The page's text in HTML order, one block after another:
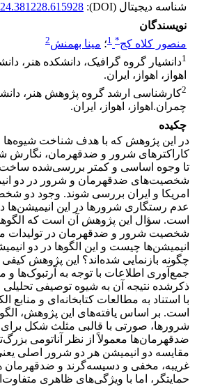
شناسه دیجیتال (DOI):
نویسندگان
منصور کلاه کج*
1؛ مینا بهمنش2
1دانشیار گروه گرافیک، دانشکده هنر،
اهواز، اهواز، ایران.
2کارشناسی ارشد گروه پژوهش هنر،
چمران.اهواز، اهواز، ایران.
چکیده
در این پژوهش که با هدف شناخت شیوه‌ها
کاراکترهای شرور و ضدقهرمان، نگارش
تا وجوه اساسی و کمتر بررسی‌شده‌
شخصیت‌های ضدقهرمان و شرور در دو
امریکا و ایران بررسی شوند. وجود دو
عدم رستگاری شرورها در این انیمیشن‌ها
است. سؤال این پژوهش آن است که
شخصیت شرور و ضدقهرمان در تولیدات
انیمیشن‌ها چیست و این الگوها در دو
چگونه بازنمایی شده‌اند؟ این پژوهش
جمع‌آوری اطلاعات با توجه به آرت­بوک‌ها و
ذکرشده نتیجه آن به شیوه توصیفی ­تحلیلی
با استناد به مطالعات کتابخانه‌‌ای و منابع
است. بر اساس یافته‌های این پژوهش،
شرورها، صورتی با قالبی مثلث شکل
ضدقهرمان‌ها معمولاً از نظر آناتومی
مقایسه دو انیمیشن هر دو شرور اصلی
غریبه، مخفی و دسیسه‌گرند و ضدقهرمان
حمایتگر، اما با ویژگی‌های ظاهری